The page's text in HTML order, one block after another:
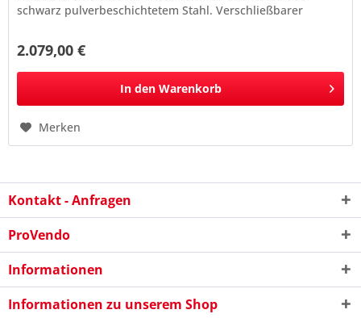
schwarz pulverbeschichtetem Stahl. Verschließbarer
2.079,00 €
In den Warenkorb
Merken
Kontakt - Anfragen
ProVendo
Informationen
Informationen zu unserem Shop